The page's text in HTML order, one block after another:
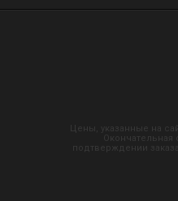
Цены, указанные на
Окончательная
подтверждении